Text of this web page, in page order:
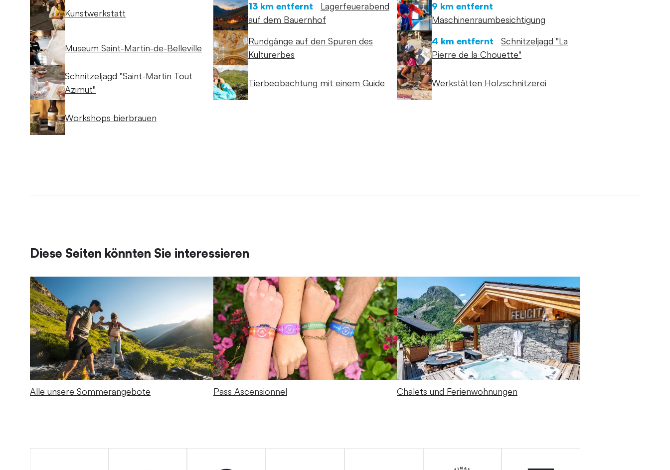
Kunstwerkstatt
13 km entfernt
Lagerfeuerabend
auf dem Bauernhof
9 km entfernt
Maschinenraumbesichtigung
Museum Saint-Martin-de-Belleville
Rundgänge auf den Spuren des
Kulturerbes
4 km entfernt
Schnitzeljagd "La
Pierre de la Chouette"
Schnitzeljagd "Saint-Martin Tout
Azimut"
Tierbeobachtung mit einem Guide Werkstätten Holzschnitzerei
Workshops bierbrauen
Diese Seiten könnten Sie interessieren
Alle unsere Sommerangebote Pass Ascensionnel Chalets und Ferienwohnungen